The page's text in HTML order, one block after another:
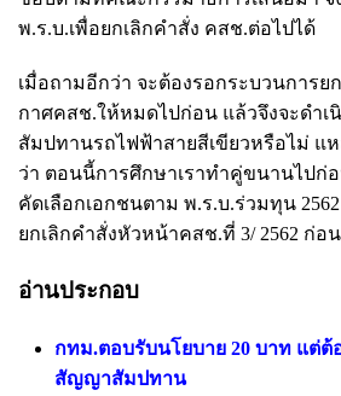
พ.ร.บ.เพื่อยกเลิกคำสั่ง คสช.ต่อไปได้
เมื่อถามอีกว่า จะต้องรอกระบวนการย
กาศคสช.ให้หมดไปก่อน แล้วจึงจะดำเ
สัมปทานรถไฟฟ้าสายสีเขียวหรือไม่ แ
ว่า ตอนนี้การศึกษาเราทำคู่ขนานไปก่
คัดเลือกเอกชนตาม พ.ร.บ.ร่วมทุน
ยกเลิกคำสั่งหัวหน้าคสช.ที่ 3/ 2562 ก่อน
อ่านประกอบ
กทม.ตอบรับนโยบาย 20 บาท แต่ต้
สัญญาสัมปทาน